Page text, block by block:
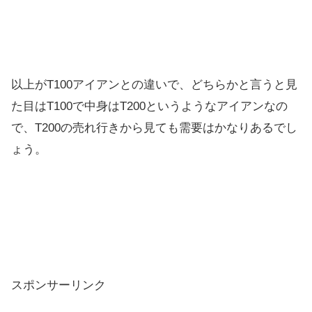
以上がT100アイアンとの違いで、どちらかと言うと見
た目はT100で中身はT200というようなアイアンなの
で、T200の売れ行きから見ても需要はかなりあるでし
ょう。
スポンサーリンク